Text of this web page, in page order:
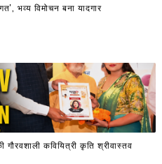
भव्य विमोचन बना यादगार
कवियित्री कृति श्रीवास्तव